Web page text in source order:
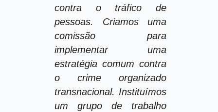
contra o tráfico de
pessoas. Criamos uma
comissão para
implementar uma
estratégia comum contra
o crime organizado
transnacional. Instituímos
um grupo de trabalho